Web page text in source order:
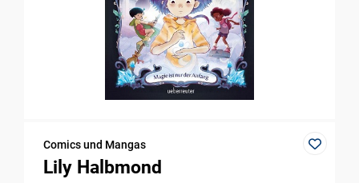
Comics und Mangas
Lily Halbmond